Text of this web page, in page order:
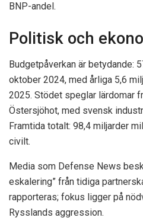
BNP-andel.
Politisk och
Budgetpåverkan är betydande:
oktober 2024, med årliga 5,6
2025. Stödet speglar lärdomar
Östersjöhot, med svensk
Framtida totalt: 98,4 miljarder
civilt.
Media som Defense News
eskalering” från tidiga
rapporteras; fokus ligger på
Rysslands aggression.